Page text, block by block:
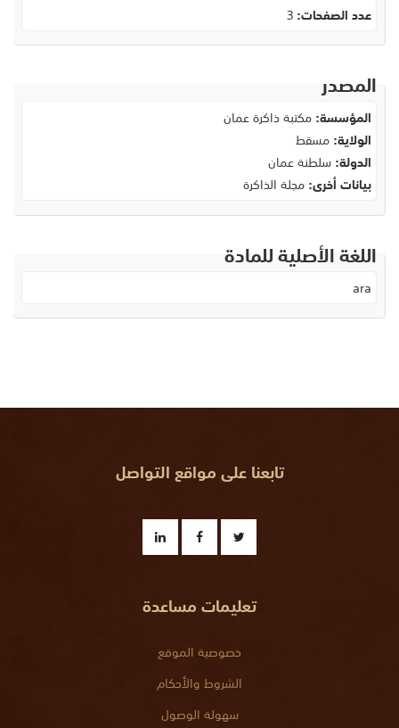
عدد الصفحات:3
المصدر
المؤسسة:مكتبة ذاكرة عمان
الولاية:مسقط
الدولة:سلطنة عمان
بيانات أخرى:مجلة الذاكرة
اللغة الأصلية للمادة
ara
تابعنا على مواقع التواصل
تعليمات مساعدة
خصوصية الموقع
الشروط والأحكام
سهولة الوصول